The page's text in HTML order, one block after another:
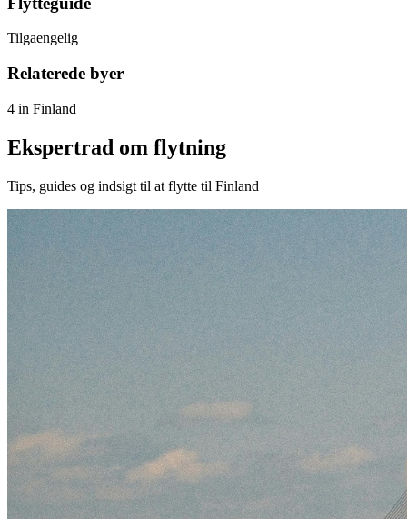
Tilgaengelig
Relaterede byer
4 in Finland
Ekspertrad om flytning
Tips, guides og indsigt til at flytte til Finland